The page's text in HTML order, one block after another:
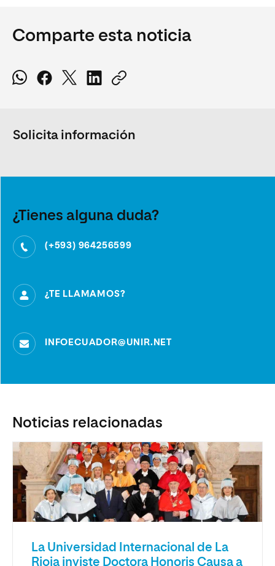
Comparte esta noticia
Solicita información
¿Tienes alguna duda?
(+593) 964256599
¿TE LLAMAMOS?
INFOECUADOR@UNIR.NET
Noticias relacionadas
La Universidad Internacional de La
Rioja inviste Doctora Honoris Causa a